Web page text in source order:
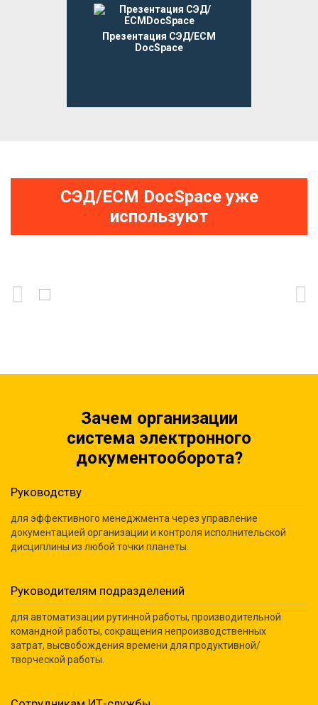
Презентация СЭД/ЕСМ
DocSpace
СЭД/ЕСМ DocSpace уже
используют
Зачем организации
система электронного
документооборота?
Руководству
для эффективного менеджмента через управление
документацией организации и контроля исполнительской
дисциплины из любой точки планеты.
Руководителям подразделений
для автоматизации рутинной работы, производительной
командной работы, сокращения непроизводственных
затрат, высвобождения времени для продуктивной/
творческой работы.